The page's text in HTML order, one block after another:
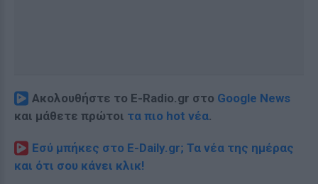
Ακολουθήστε το E-Radio.gr στο Google News
και μάθετε πρώτοι τα πιο hot νέα.
Εσύ μπήκες στο E-Daily.gr; Τα νέα της ημέρας
και ότι σου κάνει κλικ!